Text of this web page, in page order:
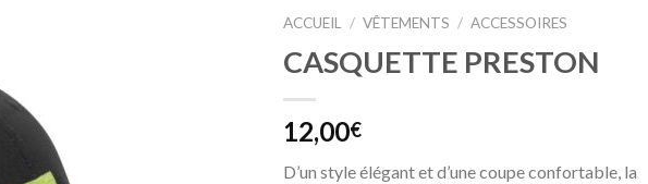
ACCUEIL / VÊTEMENTS / ACCESSOIRES
CASQUETTE PRESTON
12,00€
D’un style élégant et d’une coupe confortable, la